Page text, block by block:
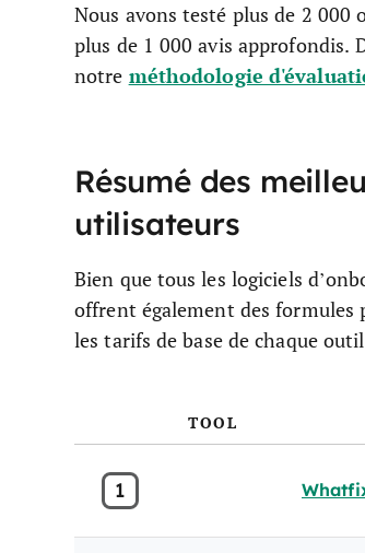
Nous avons testé plus de 2 000
plus de 1 000 avis approfondis.
notre méthodologie
Résumé des
utilisateurs
Bien que tous les logiciels
offrent également des formules
les tarifs de base de chaque
TOOL
1